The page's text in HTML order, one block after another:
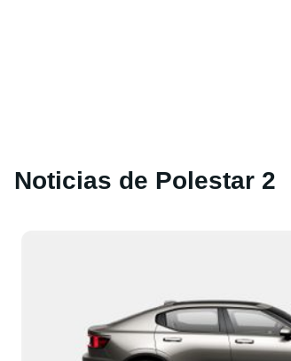
Noticias de Polestar 2